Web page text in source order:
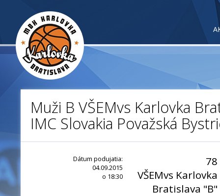
Muži B VŠEMvs Karlovka
IMC Slovakia Považská
Dátum podujatia:
04.09.2015
o 18:30
78
VŠEMvs Karlovka
Bratislava "B"